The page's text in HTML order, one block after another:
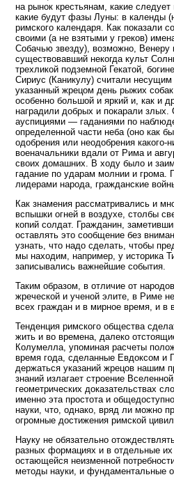
на рынок крестьянам, какие
какие будут фазы Луны: в календы
римского календаря. Как показали
своими (а не взятыми у греков)
Собачью звезду), возможно,
существовавший некогда культ
трехликой подземной Гекатой,
Сириус (Каникулу) считали
указанный жрецом день рыжих
особенно большой и яркий и, как и
наградили добрых и покарали
ауспициями — гаданиями по
определенной части неба (оно как
одобрения или неодобрения
военачальники вдали от Рима и
своих домашних. В ходу было и
гадание по ударам молнии и
лидерами народа, гражданские
Как знамения рассматривались и
вспышки огней в воздухе, столбы
копий солдат. Гражданин,
оставлять это сообщение без
узнать, что надо сделать, чтобы
мы находим, например, у историка
записывались важнейшие события.
Таким образом, в отличие от
жреческой и ученой элите, в Риме
всех граждан и в мирное время, и в
Тенденция римского общества
жить и во времена, далеко
Колумелла, упоминая расчеты
время года, сделанные Евдоксом и
держаться указаний жрецов нашим
знаний излагает строение
геометрических доказательствах
именно эта простота и
науки, что, однако, вряд ли можно
огромные достижения римской
Науку не обязательно
разных формациях и в отдельные
остающейся неизменной
методы науки, и фундаментальные